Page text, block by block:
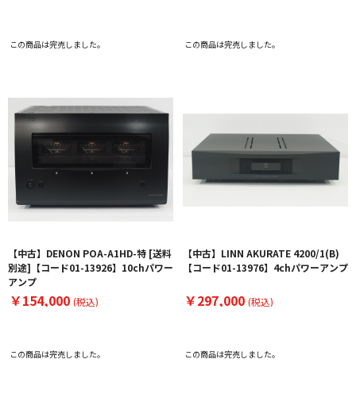
この商品は完売しました。 この商品は完売しました。
【中古】DENON POA-A1HD-特 [送料
別途]【コード01-13926】10chパワー
アンプ
￥154,000 (税込)
この商品は完売しました。
【中古】LINN AKURATE 4200/1(B)
【コード01-13976】4chパワーアンプ
￥297,000 (税込)
この商品は完売しました。